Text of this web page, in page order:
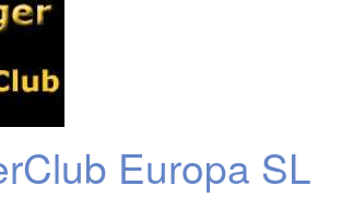
Europa SL